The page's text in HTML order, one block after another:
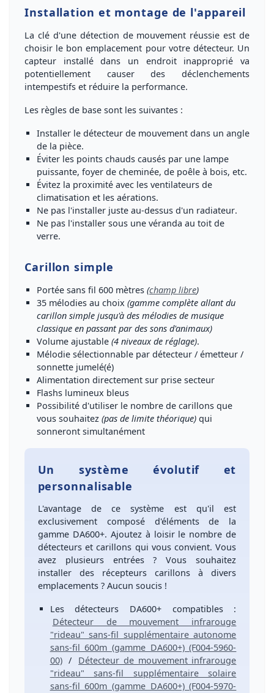
Installation et montage de l'appareil
La clé d'une détection de mouvement réussie est de
choisir le bon emplacement pour votre détecteur. Un
capteur installé dans un endroit inapproprié va
potentiellement causer des déclenchements
intempestifs et réduire la performance.
Les règles de base sont les suivantes :
Installer le détecteur de mouvement dans un angle
de la pièce.
Éviter les points chauds causés par une lampe
puissante, foyer de cheminée, de poêle à bois, etc.
Évitez la proximité avec les ventilateurs de
climatisation et les aérations.
Ne pas l'installer juste au-dessus d'un radiateur.
Ne pas l'installer sous une véranda au toit de
verre.
Carillon simple
Portée sans fil 600 mètres (champ libre)
35 mélodies au choix (gamme complète allant du
carillon simple jusqu'à des mélodies de musique
classique en passant par des sons d'animaux)
Volume ajustable (4 niveaux de réglage).
Mélodie sélectionnable par détecteur / émetteur /
sonnette jumelé(é)
Alimentation directement sur prise secteur
Flashs lumineux bleus
Possibilité d'utiliser le nombre de carillons que
vous souhaitez (pas de limite théorique) qui
sonneront simultanément
Un système évolutif et
personnalisable
L'avantage de ce système est qu'il est
exclusivement composé d'éléments de la
gamme DA600+. Ajoutezà loisir le nombre de
détecteurs et carillons qui vous convient. Vous
avez plusieurs entrées? Vous souhaitez
installer des récepteurs carillons àdivers
emplacements? Aucun soucis !
Lesdétecteurs DA600+ compatibles :
Détecteur de mouvement infrarouge
"rideau" sans-fil supplémentaire autonome
sans-fil 600m (gamme DA600+) (F004-5960-
00) /
Détecteur de mouvement infrarouge
"rideau" sans-fil supplémentaire solaire
sans-fil 600m (gamme DA600+) (F004-5970-